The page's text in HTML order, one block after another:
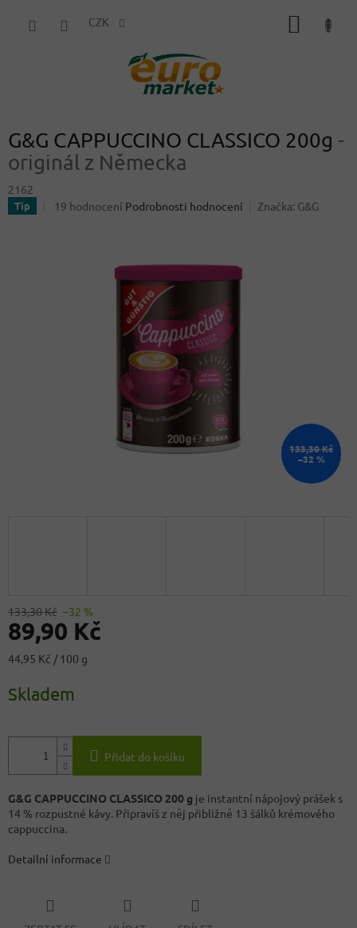
CZK
G&G CAPPUCCINO CLASSICO 200g -
originál z Německa
2162
Tip
Průměrné
19 hodnocení Podrobnosti hodnocení Značka: G&G
133,30 Kč
–32 %
133,30 Kč –32 %
89,90 Kč
Měrná
44,95 Kč / 100 g
Skladem
Přidat do košíku
G&G CAPPUCCINO CLASSICO 200 g je instantní nápojový prášek s
14 % rozpustné kávy. Připravíš z něj přibližně 13 šálků krémového
cappuccina.
Detailní informace